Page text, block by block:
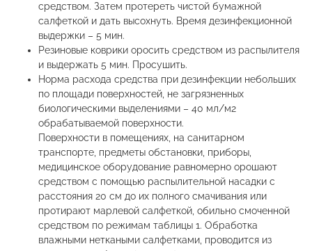
средством. Затем протереть чистой бумажной
салфеткой и дать высохнуть. Время дезинфекционной
выдержки – 5 мин.
Резиновые коврики оросить средством из распылителя
и выдержать 5 мин. Просушить.
Норма расхода средства при дезинфекции небольших
по площади поверхностей, не загрязненных
биологическими выделениями – 40 мл/м2
обрабатываемой поверхности.
Поверхности в помещениях, на санитарном
транспорте, предметы обстановки, приборы,
медицинское оборудование равномерно орошают
средством с помощью распылительной насадки с
расстояния 20 см до их полного смачивания или
протирают марлевой салфеткой, обильно смоченной
средством по режимам таблицы 1. Обработка
влажными неткаными салфетками, проводится из